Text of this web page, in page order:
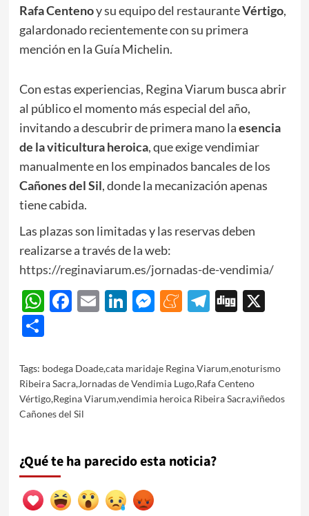
Rafa Centenoy su equipo del restauranteVértigo,
galardonado recientemente con su primera
mención en la Guía Michelin.
Con estas experiencias, Regina Viarum busca abrir
al público el momento más especial del año,
invitando a descubrir de primera mano laesencia
de la viticultura heroica, que exige vendimiar
manualmente en los empinados bancales de los
Cañones del Sil, donde la mecanización apenas
tiene cabida.
Las plazas son limitadas y las reservas deben
realizarse a través de la web:
https://reginaviarum.es/jornadas-de-vendimia/
WhatsApp
Facebook
EmailLinkedIn
Messenger
Meneame
Telegram
Digg
X
Share
Tags: bodega Doade,cata maridaje Regina Viarum,enoturismo
Ribeira Sacra,Jornadas de Vendimia Lugo,Rafa Centeno
Vértigo,Regina Viarum,vendimia heroica Ribeira Sacra,viñedos
Cañones del Sil
¿Qué te ha parecido esta noticia?